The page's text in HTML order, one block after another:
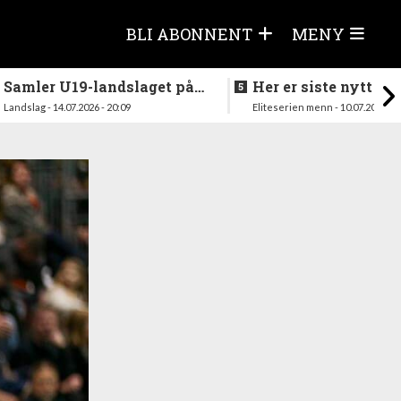
BLI ABONNENT MENY
Samler U19-landslaget på
nytt i august
Landslag - 14.07.2026 - 20:09
Her er siste nytt
season
Eliteserien menn - 10.07.2026 -